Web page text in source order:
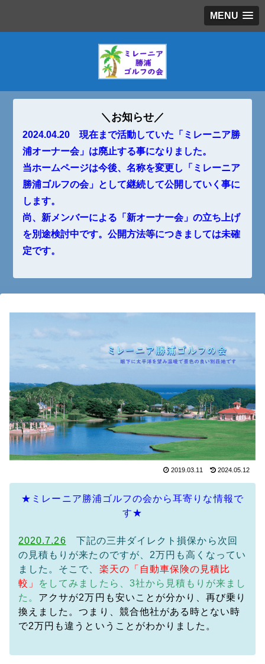
MENU
＼お知らせ／
2024.04.20 現在まで活動していた「ミレーニア勝
浦オーナー会」は廃止する事になりました。
当ホームページは今後、名称を変更し「ミレーニア
勝浦ゴルフの会」として継続して公開していく事に
します。
尚、新メンバーによる「新オーナー会」の立ち上げ
を別途検討中です。公開方法等につきましては未確
定です。
2019.03.11 2024.05.12
★ミレーニア勝浦ゴルフの会から耳寄りな情報で
す★
2020.7.26 下記の三井ダイレクト損保から次回
の見積もりが来たのですが、2万円も高くなってい
ました。そこで、 楽天の「自動車保険の見積比
較」
をしてみましたら、3社から見積もりが来まし
た。 アクサが2万円も安いことが分かり、再び乗り
換えました。つまり、競合他社がある時とない時
で2万円も違うということがわかりました。